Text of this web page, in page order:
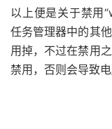
以上便是关于禁用
任务管理器中的其
用掉，不过在禁用
禁用，否则会导致